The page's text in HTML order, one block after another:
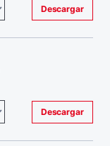
Descargar
Descargar